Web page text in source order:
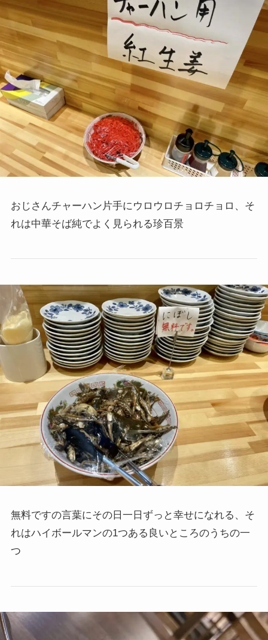
おじさんチャーハン片手にウロウロチョロチョロ、そ
れは中華そば純でよく見られる珍百景
無料ですの言葉にその日一日ずっと幸せになれる、そ
れはハイボールマンの1つある良いところのうちの一
つ